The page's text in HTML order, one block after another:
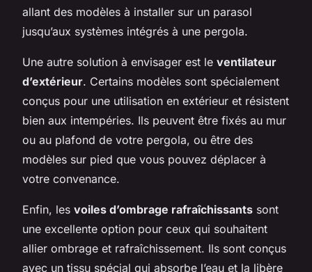
allant des modèles à installer sur un parasol
jusqu’aux systèmes intégrés à une pergola.
Une autre solution à envisager est le ventilateur
d’extérieur. Certains modèles sont spécialement
conçus pour une utilisation en extérieur et résistent
bien aux intempéries. Ils peuvent être fixés au mur
ou au plafond de votre pergola, ou être des
modèles sur pied que vous pouvez déplacer à
votre convenance.
Enfin, les voiles d’ombrage rafraîchissants sont
une excellente option pour ceux qui souhaitent
allier ombrage et rafraîchissement. Ils sont conçus
avec un tissu spécial qui absorbe l’eau et la libère